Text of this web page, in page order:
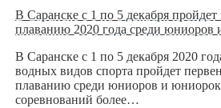
В Саранске с 1 по 5 декабря
плаванию 2020 года среди юниоров
В Саранске с 1 по 5 декабря 2020
водных видов спорта пройдет
плаванию среди юниоров и
соревнований более…